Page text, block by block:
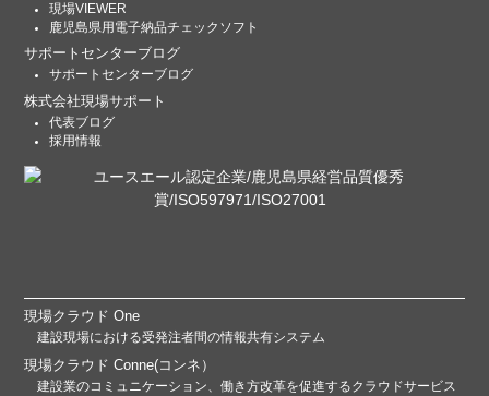
現場VIEWER
鹿児島県用電子納品チェックソフト
サポートセンターブログ
サポートセンターブログ
株式会社現場サポート
代表ブログ
採用情報
現場クラウド One
建設現場における受発注者間の情報共有システム
現場クラウド Conne(コンネ）
建設業のコミュニケーション、働き方改革を促進するクラウドサービス